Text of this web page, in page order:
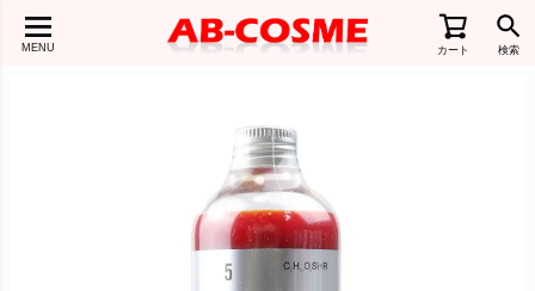
MENU カート 検索